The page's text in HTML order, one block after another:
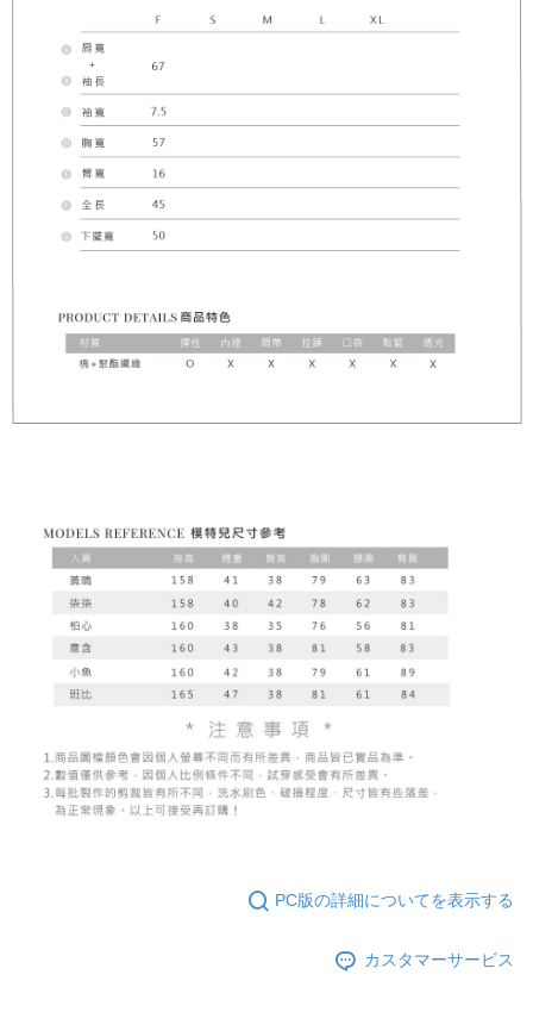
PC版の詳細についてを表示する
カスタマーサービス